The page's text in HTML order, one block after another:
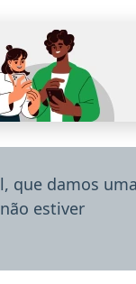
que damos uma
estiver